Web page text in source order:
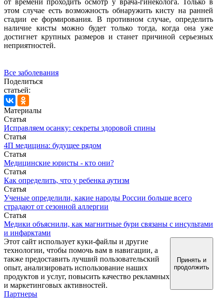
этом случае есть возможность обнаружить кисту на ранней
стадии ее формирования. В противном случае, определить
наличие кисты можно будет только тогда, когда она уже
достигнет крупных размеров и станет причиной серьезных
неприятностей.
Все заболевания
Поделиться
статьей:
Материалы
Статья
Исправляем осанку: секреты здоровой спины
Статья
4П медицина: будущее рядом
Статья
Медицинские юристы - кто они?
Статья
Как определить, что у ребенка аутизм
Статья
Ученые определили, какие народы России больше всего
страдают от сезонной аллергии
Статья
Медики объяснили, как магнитные бури связаны с инсультами
и инфарктами
Этот сайт использует куки-файлы и другие
технологии, чтобы помочь вам в навигации, а
также предоставить лучший пользовательский
опыт, анализировать использование наших
продуктов и услуг, повысить качество рекламных
и маркетинговых активностей.
Принять и
продолжить
Партнеры